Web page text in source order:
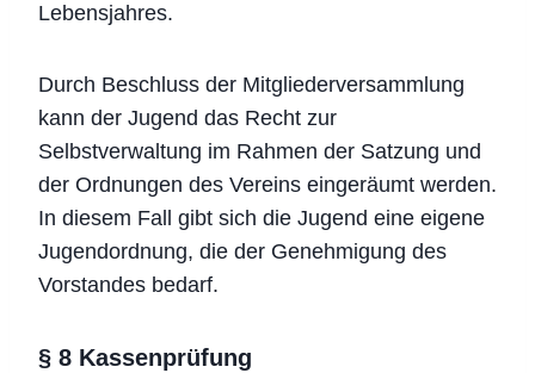
Lebensjahres.
Durch Beschluss der Mitgliederversammlung
kann der Jugend das Recht zur
Selbstverwaltung im Rahmen der Satzung und
der Ordnungen des Vereins eingeräumt werden.
In diesem Fall gibt sich die Jugend eine eigene
Jugendordnung, die der Genehmigung des
Vorstandes bedarf.
§ 8 Kassenprüfung